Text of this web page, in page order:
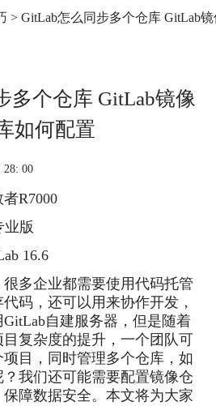
> GitLab怎么同步多个仓库 GitLab
多个仓库 GitLab镜像
如何配置
28: 00
R7000
业版
16.6
多企业都需要使用代码托管
码，还可以用来协作开发，
自建服务器，但是随着
复杂度的提升，一个团队可
目，同时管理多个仓库，如
我们还可能需要配置镜像仓
障数据安全。本文将为大家